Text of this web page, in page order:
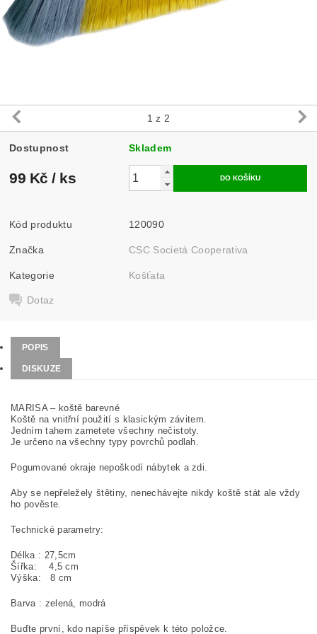
1 z 2
Dostupnost Skladem
99 Kč/ ks
Kód produktu 120090
Značka CSC Societá Cooperativa
Kategorie Košťata
Dotaz
POPIS
DISKUZE
MARISA – koště barevné
Koště na vnitřní použití s klasickým závitem.
Jedním tahem zametete všechny nečistoty.
Je určeno na všechny typy povrchů podlah.
Pogumované okraje nepoškodí nábytek a zdi.
Aby se nepřeležely štětiny, nenechávejte nikdy koště stát ale vždy
ho pověste.
Technické parametry:
Délka : 27,5cm
Šířka: 4,5 cm
Výška: 8 cm
Barva : zelená, modrá
Buďte první, kdo napíše příspěvek k této položce.